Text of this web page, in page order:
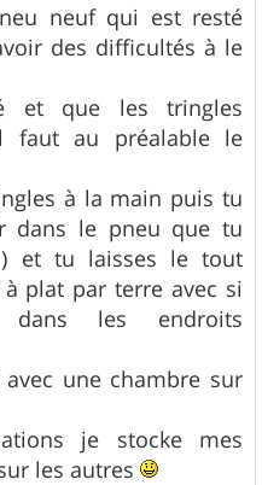
neuf qui est resté
des difficultés à le
et que les tringles
faut au préalable le
à la main puis tu
dans le pneu que tu
) et tu laisses le tout
plat par terre avec si
dans les endroits
une chambre sur
je stocke mes
les autres